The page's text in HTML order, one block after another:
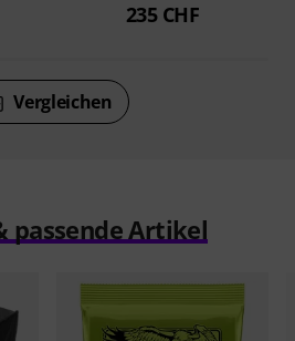
235 CHF
Vergleichen
passende Artikel